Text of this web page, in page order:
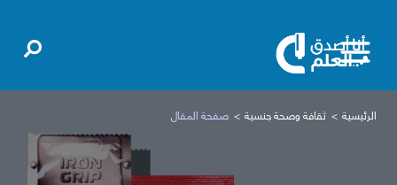
الرئيسية ثقافة وصحة جنسية صفحة المقال